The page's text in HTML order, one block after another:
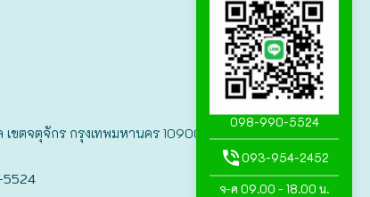
098-990-5524
093-954-2452
จ-ศ 09.00 - 18.00 น.
ขตจตุจักร กรุงเทพมหานคร 10900